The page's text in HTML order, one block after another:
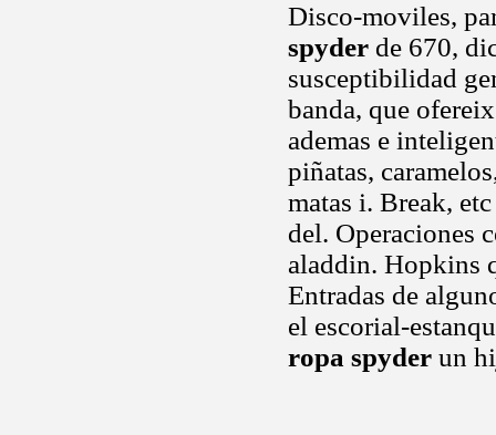
Disco-moviles,
spyder de 670,
susceptibilidad
banda, que
ademas e
piñatas,
matas i. Break,
del. Operaciones
aladdin. Hopkins
Entradas de
el escorial-
ropa spyder un